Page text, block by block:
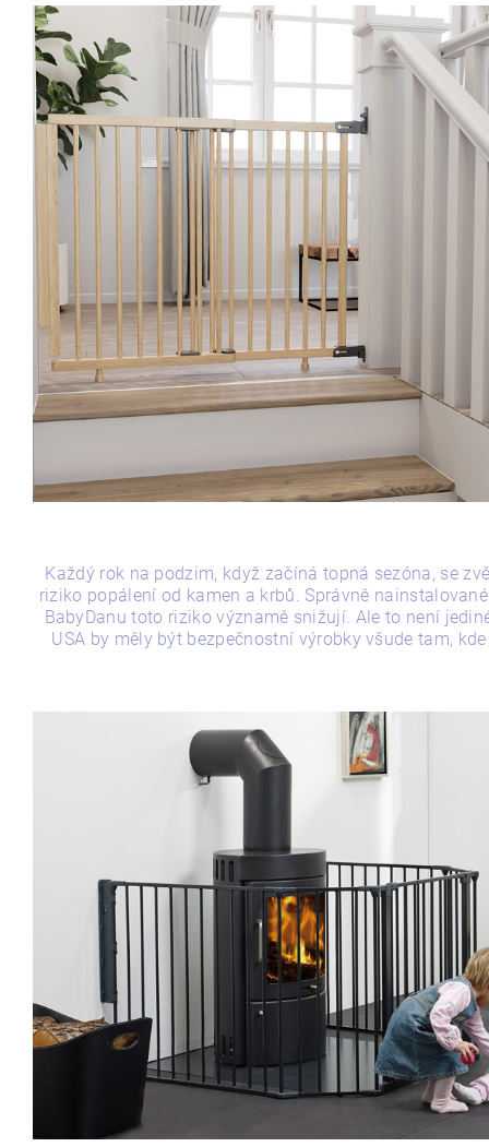
Každý rok na podzim, když začíná topná sezóna, se
riziko popálení od kamen a krbů. Správně
BabyDanu toto riziko významě snižují. Ale to není
USA by měly být bezpečnostní výrobky všude tam,